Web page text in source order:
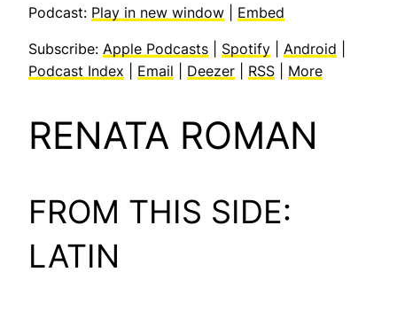
Podcast: Play in new window Embed
Subscribe: Apple Podcasts Spotify Android
Podcast Index
Email Deezer RSS More
RENATA ROMAN
FROM THIS SIDE:
LATIN